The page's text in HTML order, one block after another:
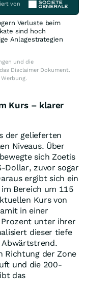
von
Verluste beim
sind hoch
Anlagestrategien
und die
Disclaimer Dokument.
Kurs – klarer
der gelieferten
Niveaus. Über
sich Zoetis
Dollar, zuvor sogar
ergibt sich ein
Bereich um 115
Kurs von
in einer
unter ihrer
dieser tiefe
Richtung der Zone
und die 200-
das